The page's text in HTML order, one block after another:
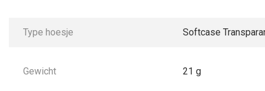
Type hoesje Softcase
Gewicht 21 g